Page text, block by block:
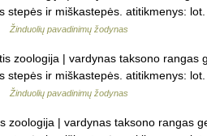
stepės ir miškastepės. atitikmenys:
Žinduolių pavadinimų žodynas
zoologija | vardynas taksono rangas
stepės ir miškastepės. atitikmenys:
Žinduolių pavadinimų žodynas
| vardynas taksono rangas